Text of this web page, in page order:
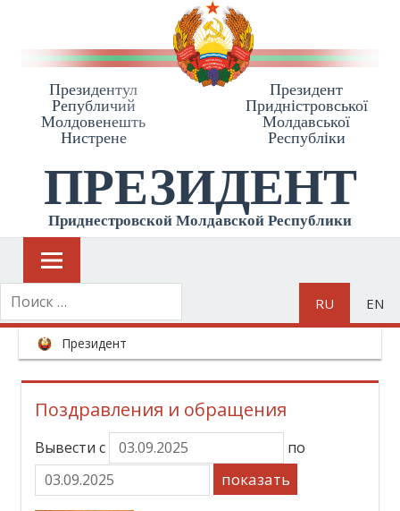
Президентул
Републичий
Молдовенешть
Нистрене
Президент
Приднiстровської
Молдавської
Республiки
ПРЕЗИДЕНТ
Приднестровской Молдавской Республики
RU EN
Президент
Поздравления и обращения
Вывести с по
показать